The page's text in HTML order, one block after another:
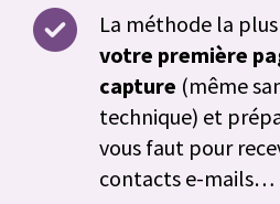
La méthode la
votre première
capture (même
technique) et
vous faut pour
contacts e-mails…